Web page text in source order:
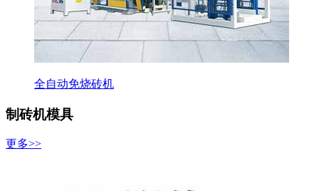
全自动免烧砖机
制砖机模具
更多>>